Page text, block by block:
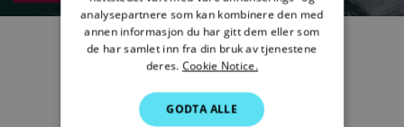
SWEDISH
GERMAN
SPANISH
analysepartnere som kan kombinere den med
annen informasjon du har gitt dem eller som
de har samlet inn fra din bruk av tjenestene
deres. Cookie Notice.
GODTA ALLE